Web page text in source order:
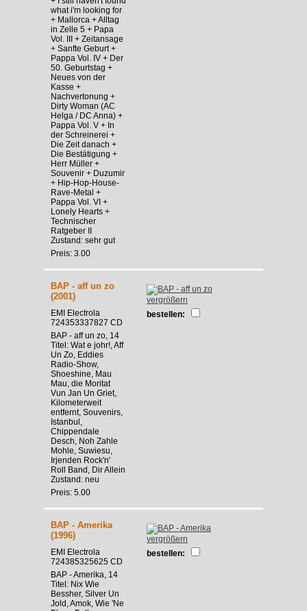
what i'm looking for
+ Mallorca + Alltag
in Zelle 5 + Papa
Vol. III + Zeitansage
+ Sanfte Geburt +
Pappa Vol. IV + Der
50. Geburtstag +
Neues von der
Kasse +
Nachvertonung +
Dirty Woman (AC
Helga / DC Anna) +
Pappa Vol. V + In
der Schreinerei +
Die Zeit danach +
Die Bestätigung +
Herr Müller +
Souvenir + Duzumir
+ Hip-Hop-House-
Rave-Metal +
Pappa Vol. VI +
Lonely Hearts +
Technischer
Ratgeber II
Zustand: sehr gut
Preis: 3.00
BAP - aff un zo
(2001)
EMI Electrola
724353337827 CD
BAP - aff un zo, 14
Titel: Wat e johr!, Aff
Un Zo, Eddies
Radio-Show,
Shoeshine, Mau
Mau, die Moritat
Vun Jan Un Griet,
Kilometerweit
entfernt, Souvenirs,
Istanbul,
Chippendale
Desch, Noh Zahle
Mohle, Suwiesu,
Irjenden Rock'n'
Roll Band, Dir Allein
Zustand: neu
Preis: 5.00
vergrößern
bestellen:
BAP - Amerika
(1996)
EMI Electrola
724385325625 CD
BAP - Amerika, 14
Titel: Nix Wie
Bessher, Silver Un
Jold, Amok, Wie 'Ne
vergrößern
bestellen: